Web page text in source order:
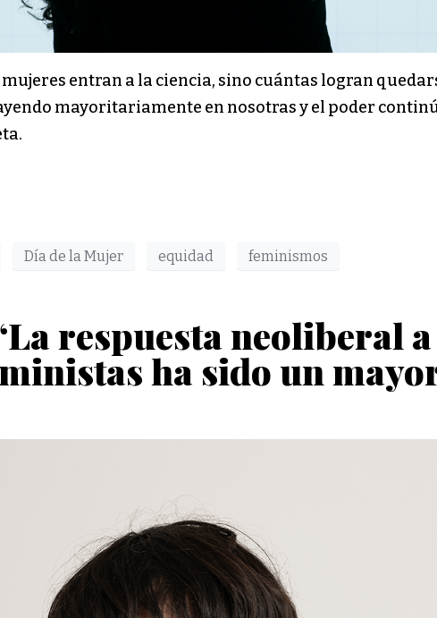
entran a la ciencia, sino cuántas logran
mayoritariamente en nosotras y el poder
Día de la Mujer equidad feminismos
respuesta neoliberal a
ha sido un